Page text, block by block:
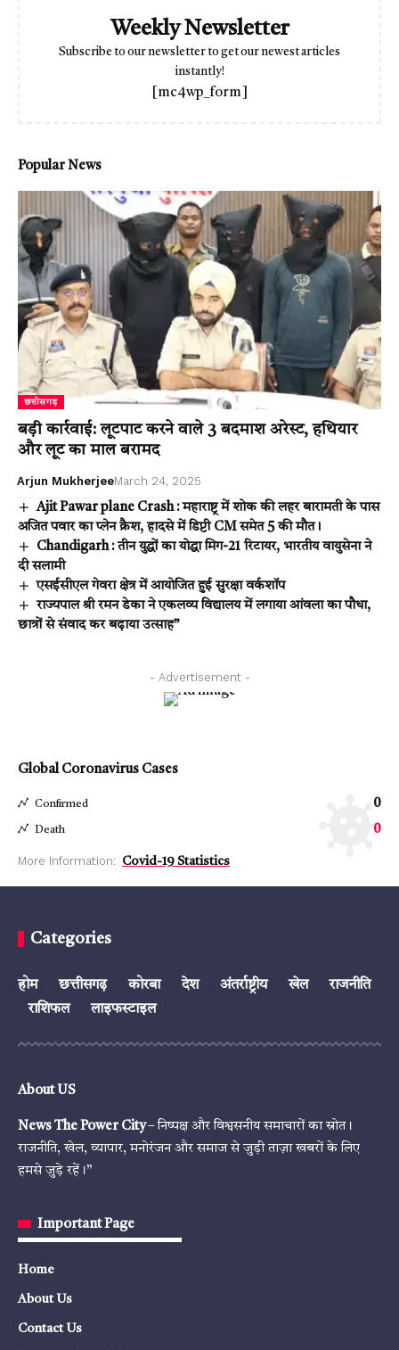
Weekly Newsletter
Subscribe to our newsletter to get our newest articles
instantly!
[mc4wp_form]
Popular News
छत्तीसगढ़
बड़ी कार्रवाई: लूटपाट करने वाले 3 बदमाश अरेस्ट, हथियार
और लूट का माल बरामद
Arjun MukherjeeMarch 24, 2025
Ajit Pawar plane Crash : महाराष्ट्र में शोक की लहर बारामती के पास
अजित पवार का प्लेन क्रैश, हादसे में डिप्टी CM समेत 5 की मौत।
Chandigarh : तीन युद्धों का योद्धा मिग-21 रिटायर, भारतीय वायुसेना ने
दी सलामी
एसईसीएल गेवरा क्षेत्र में आयोजित हुई सुरक्षा वर्कशॉप
राज्यपाल श्री रमन डेका ने एकलव्य विद्यालय में लगाया आंवला का पौधा,
छात्रों से संवाद कर बढ़ाया उत्साह”
- Advertisement -
Global Coronavirus Cases
Confirmed 0
Death 0
More Information: Covid-19 Statistics
Categories
होम छत्तीसगढ़ कोरबा देश अंतर्राष्ट्रीय खेल
राजनीति
राशिफल
लाइफस्टाइल
About US
News The Power City– निष्पक्ष और विश्वसनीय समाचारों का स्रोत।
राजनीति, खेल, व्यापार, मनोरंजन और समाज से जुड़ी ताज़ा खबरों के लिए
हमसे जुड़े रहें।”
Important Page
Home
About Us
Contact Us